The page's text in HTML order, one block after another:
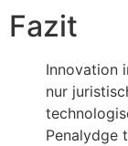
Fazit
Innovation
nur
Penalydge